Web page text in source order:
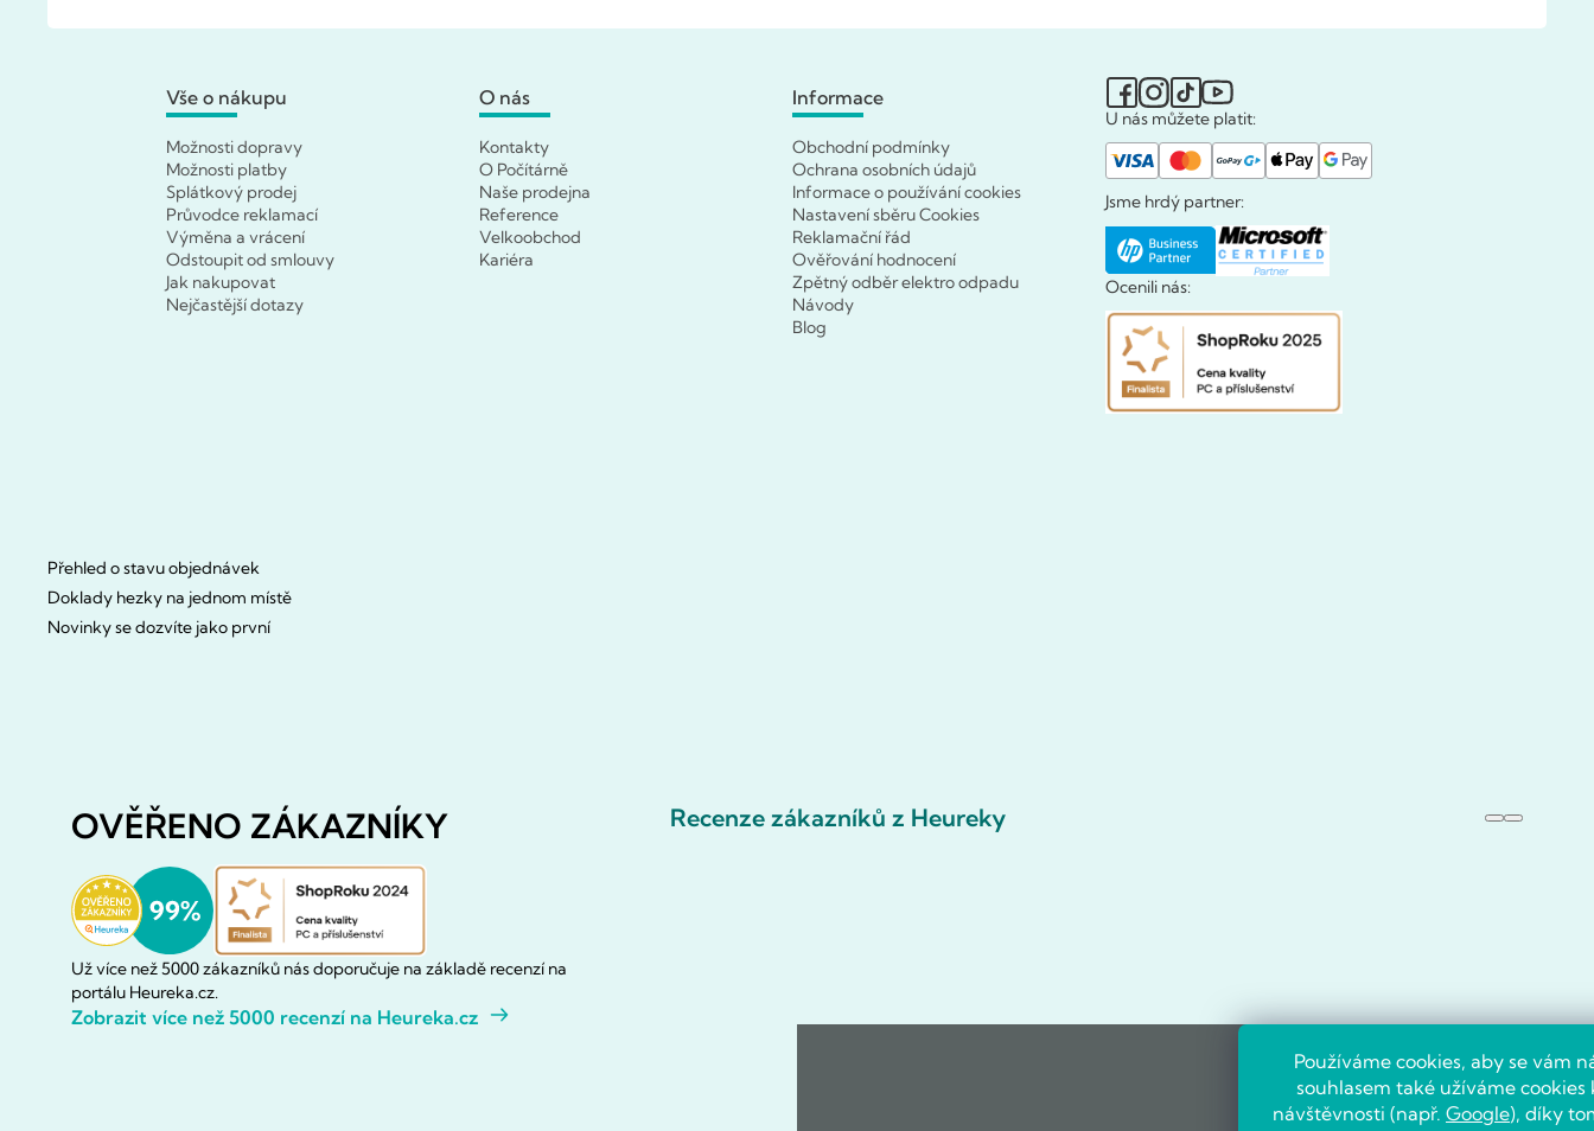
Používáme cookies, aby se vám
souhlasem také užíváme
návštěvnosti (např. Google), díky
Vše o nákupu
Možnosti dopravy
Možnosti platby
Splátkový prodej
Průvodce reklamací
Výměna a vrácení
Odstoupit od smlouvy
Jak nakupovat
Nejčastější dotazy
O nás
Kontakty
O Počítárně
Naše prodejna
Reference
Velkoobchod
Kariéra
Informace
Obchodní podmínky
Ochrana osobních údajů
Informace o používání cookies
Nastavení sběru Cookies
Reklamační řád
Ověřování hodnocení
Zpětný odběr elektro odpadu
Návody
Blog
U nás můžete platit:
Jsme hrdý partner:
Ocenili nás:
Přehled o stavu objednávek
Doklady hezky na jednom místě
Novinky se dozvíte jako první
OVĚŘENO ZÁKAZNÍKY
Už více než 5000 zákazníků nás doporučuje na základě recenzí na
portálu Heureka.cz.
Zobrazit více než 5000 recenzí na Heureka.cz
Recenze zákazníků z Heureky